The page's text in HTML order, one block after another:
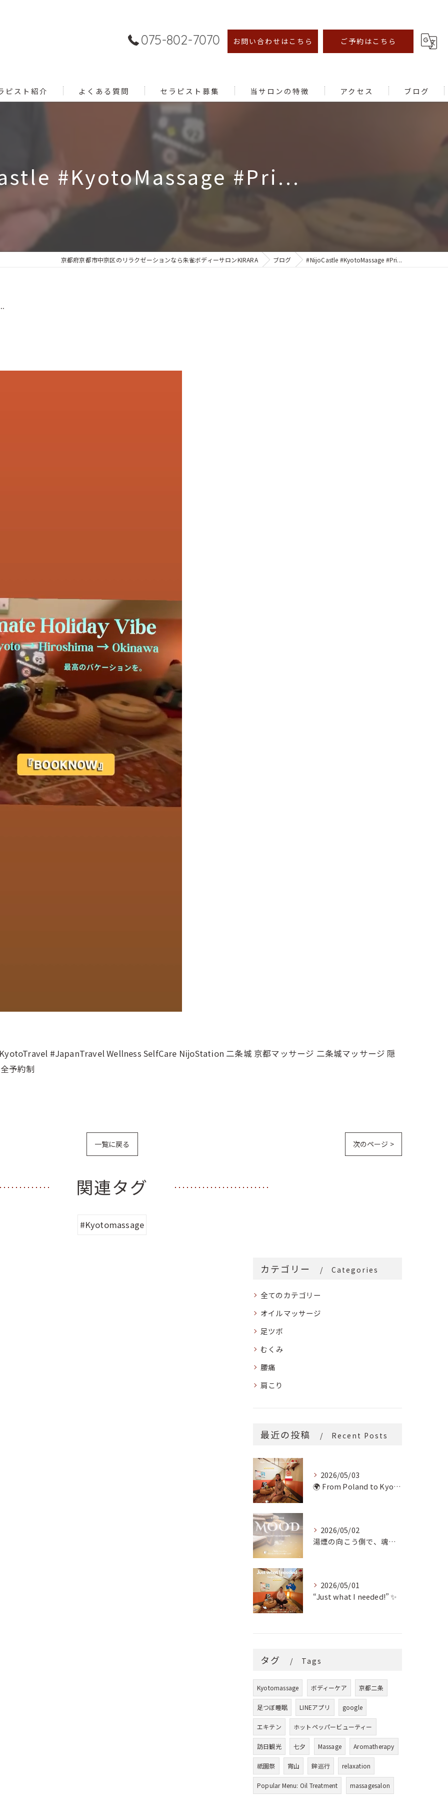
075-802-7070 お問い合わせはこちら ご予約はこちら
ピスト紹介 よくある質問 セラピスト募集 当サロンの特徴
むくみ
アクセス ブログ
#KyotoMassage #Pri...
京都府京都市中京区のリラクゼーションなら朱雀ボディーサロンKIRARA ブログ #NijoCastle #KyotoMassage #Pri...
#JapanTravel Wellness SelfCare NijoStation 二条城 京都マッサージ 二条城マッサージ 隠
予約制
一覧に戻る 次のページ >
関連タグ
#Kyotomassage
カテゴリー Categories
全てのカテゴリー
オイルマッサージ
足ツボ
むくみ
腰痛
肩こり
最近の投稿 Recent Posts
2026/05/03
🌍 From Poland to Kyoto! 🇵🇱✨
2026/05/02
湯煙の向こう側で、魂の輪郭を整える。
2026/05/01
“Just what I needed!” ✨
タグ Tags
Kyotomassage ボディーケア 京都二条
足つぼ睡眠 LINEアプリ google
エキテン ホットペッパービューティー
訪日観光 七夕 Massage Aromatherapy
祇園祭 宵山 鉾巡行 relaxation
Popular Menu: Oil Treatment massagesalon